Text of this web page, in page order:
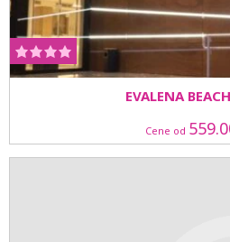
EVALENA
Cene od